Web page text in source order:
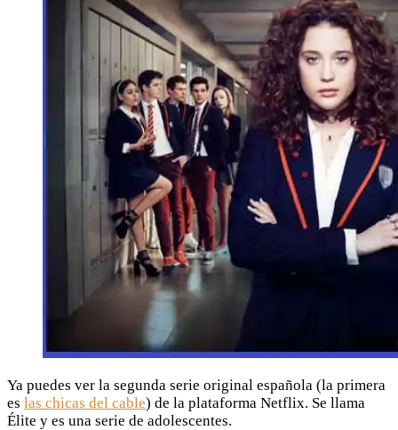
Ya puedes ver la segunda serie original española (la primera
es las chicas del cable) de la plataforma Netflix. Se llama
Élite y es una serie de adolescentes.